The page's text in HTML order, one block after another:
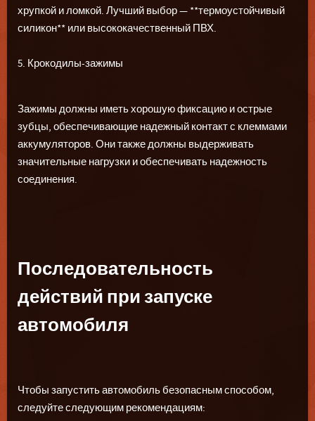
хрупкой и ломкой. Лучший выбор — **термоустойчивый
силикон** или высококачественный ПВХ.
5. Крокодилы-зажимы
Зажимы должны иметь хорошую фиксацию и острые
зубцы, обеспечивающие надежный контакт с клеммами
аккумуляторов. Они также должны выдерживать
значительные нагрузки и обеспечивать надежность
соединения.
Последовательность
действий при запуске
автомобиля
Чтобы запустить автомобиль безопасным способом,
следуйте следующим рекомендациям: